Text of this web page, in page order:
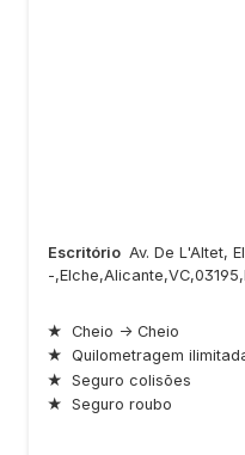
Escritório Av. De L'Altet,
-
★ Cheio → Cheio
★ Quilometragem
★ Seguro colisões
★ Seguro roubo